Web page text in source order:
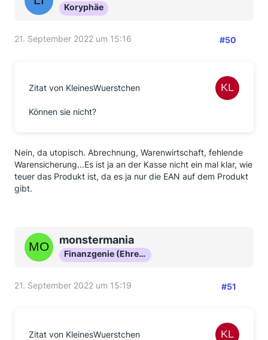
Koryphäe
21. September 2022 um 15:16 #50
Zitat von KleinesWuerstchen
Können sie nicht?
Nein, da utopisch. Abrechnung, Warenwirtschaft, fehlende
Warensicherung...Es ist ja an der Kasse nicht ein mal klar, wie
teuer das Produkt ist, da es ja nur die EAN auf dem Produkt
gibt.
monstermania
Finanzgenie (Ehrenmitglied)
21. September 2022 um 15:19 #51
Zitat von KleinesWuerstchen